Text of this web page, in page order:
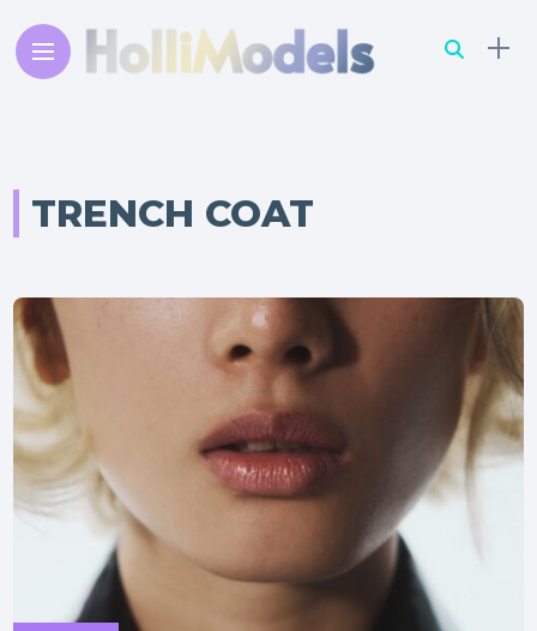
TRENCH COAT